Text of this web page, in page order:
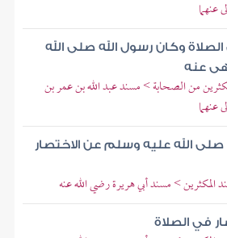
عنهما
وكان رسول الله صلى الله
عنه
من الصحابة > مسند عبد الله بن عمر بن
عنهما
الله عليه وسلم عن الاختصار
المكثرين > مسند أبي هريرة رضي الله عنه
في الصلاة